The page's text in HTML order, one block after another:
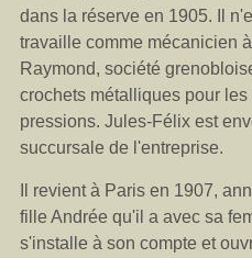
dans la réserve en 1905. Il
travaille comme mécanicien
Raymond, société
crochets métalliques pour
pressions. Jules-Félix est
succursale de l'entreprise.
Il revient à Paris en 1907,
fille Andrée qu'il a avec sa
s'installe à son compte et